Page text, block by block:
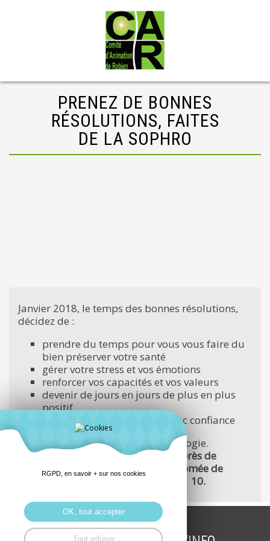
PRENEZ DE BONNES
RÉSOLUTIONS, FAITES
DE LA SOPHRO
Janvier 2018, le temps des bonnes résolutions,
décidez de :
prendre du temps pour vous vous faire du
bien préserver votre santé
gérer votre stress et vos émotions
renforcer vos capacités et vos valeurs
devenir de jours en jours de plus en plus
positif
prendre votre vie en main avec confiance
Offrez-vous des séances de sophrologie.
Renseignements et inscriptions auprès de
Béatrice Le Bars, sophrologue diplômée de
l'institut de Rennes. Tél. 07 68 34 71 10.
RGPD, en savoir + sur nos cookies
OK, tout accepter
Tout refuser